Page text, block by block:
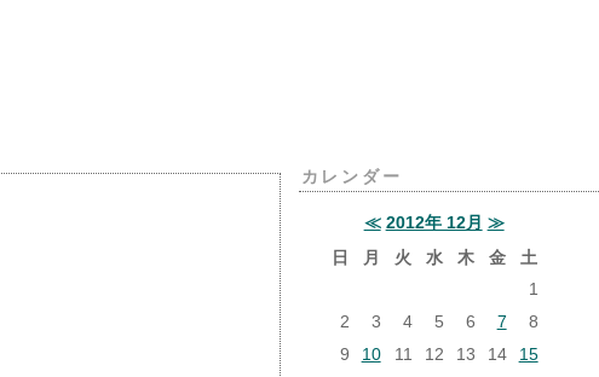
カレンダー
≪ 2012年 12月 ≫
日
月 火 水 木 金
土
1
2
3 4 5 6 7
8
9
10 11 12 13 14
15